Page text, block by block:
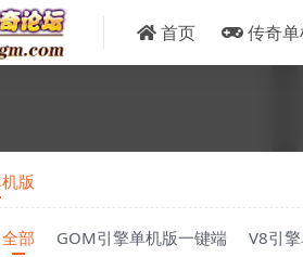
首页 传奇
版
全部 GOM引擎单机版一键端 V8引